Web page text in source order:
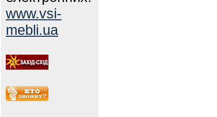
www.vsi-
mebli.ua